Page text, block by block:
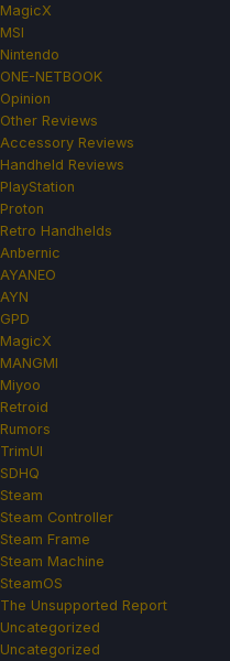
MagicX
MSI
Nintendo
ONE-NETBOOK
Opinion
Other Reviews
Accessory Reviews
Handheld Reviews
PlayStation
Proton
Retro Handhelds
Anbernic
AYANEO
AYN
GPD
MagicX
MANGMI
Miyoo
Retroid
Rumors
TrimUI
SDHQ
Steam
Steam Controller
Steam Frame
Steam Machine
SteamOS
The Unsupported Report
Uncategorized
Uncategorized